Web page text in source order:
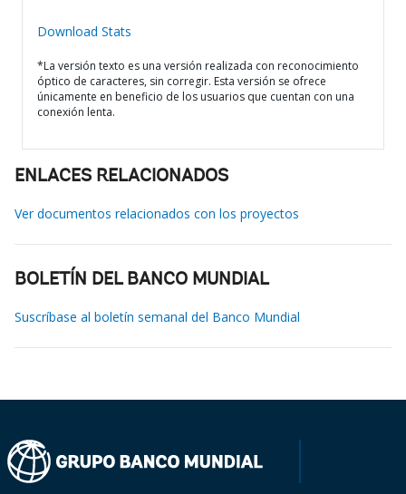
Download Stats
*La versión texto es una versión realizada con reconocimiento
óptico de caracteres, sin corregir. Esta versión se ofrece
únicamente en beneficio de los usuarios que cuentan con una
conexión lenta.
ENLACES RELACIONADOS
Ver documentos relacionados con los proyectos
BOLETÍN DEL BANCO MUNDIAL
Suscríbase al boletín semanal del Banco Mundial